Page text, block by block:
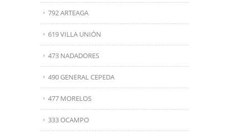
792 ARTEAGA
619 VILLA UNIÓN
473 NADADORES
490 GENERAL CEPEDA
477 MORELOS
333 OCAMPO